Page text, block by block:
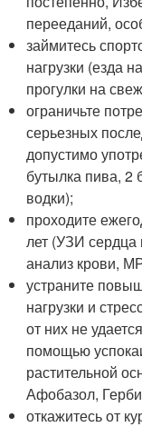
перееданий,
займитесь
нагрузки (езда
прогулки на
ограничьте
серьезных
допустимо
бутылка пива, 2
водки);
проходите
лет (УЗИ сердца
анализ крови,
устраните
нагрузки и
от них не
помощью
растительной
Афобазол,
откажитесь от